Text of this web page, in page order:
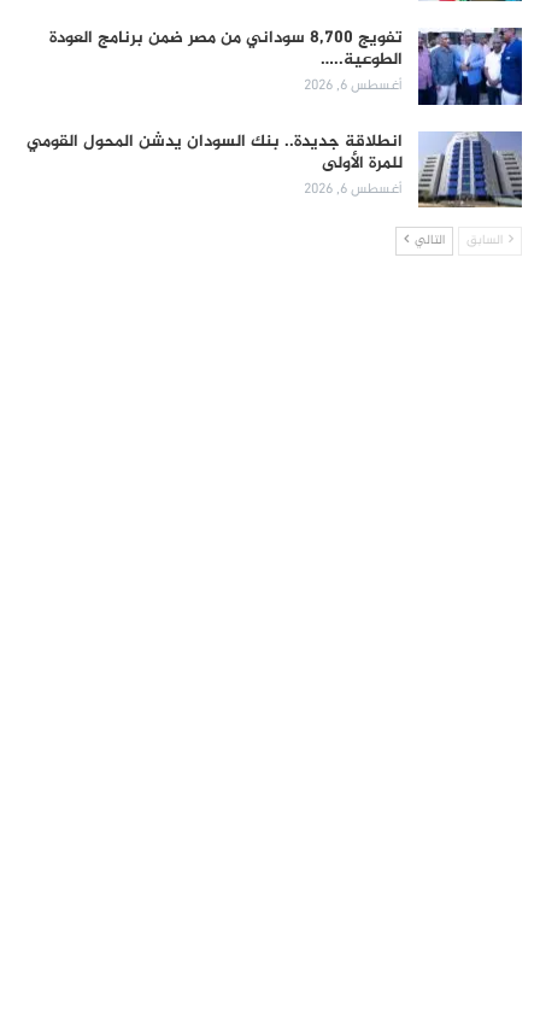
تفويج 8,700 سوداني من مصر ضمن برنامج العودة
الطوعية..…
أغسطس 6, 2026
انطلاقة جديدة.. بنك السودان يدشن المحول القومي
للمرة الأولى
أغسطس 6, 2026
السابق التالي